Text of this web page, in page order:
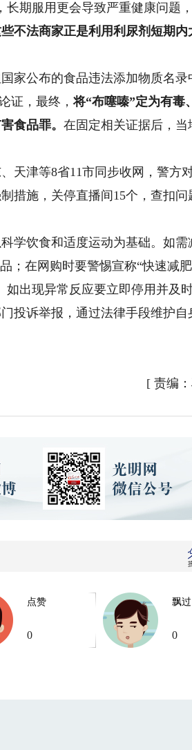
长期服用更会导致严重健康问题
不法商家正是利用利尿剂短期内
公布的食品违法添加物质名录
证，最终，将“布噻嗪”定为有毒
食品罪。在固定相关证据后，当
津等8省11市同步收网，警方
措施，关停直播间15个，查扣问
饮食和适度运动为基础。如需
；在网购时要警惕宣称“快速减肥
如出现异常反应要立即停用并及
投诉举报，通过法律手段维护自
[ 责编
点赞
0
飘过
0